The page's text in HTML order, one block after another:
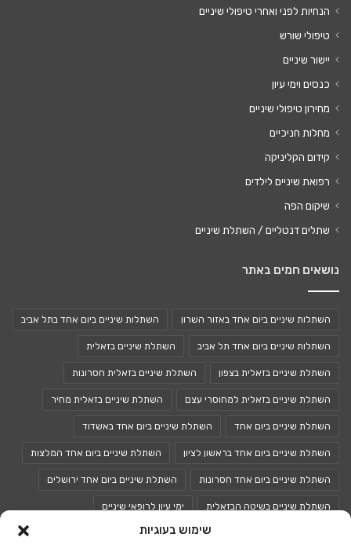
שימוש בעוגיות
הנחיות לפני ואחרי טיפולי שיניים
טיפולי שורש
יישור שיניים
כנסים וימי עיון
מחירון טיפולי שיניים
מחלות חניכיים
קידום הקליניקה
רפואת שיניים לילדים
שיקום הפה
שתלים דנטליים / השתלת שיניים
נושאים חמים באתר
השתלות שיניים ביום אחד באזור השרון השתלות שיניים ביום אחד בתל אביב
השתלות שיניים ביום אחד תל אביב השתלת שיניים בזאלית
השתלת שיניים בזאלית בצפון השתלת שיניים בזאלית חסרונות
השתלת שיניים בזאלית למחוסרי עצם השתלת שיניים בזאלית מחיר
השתלת שיניים ביום אחד השתלת שיניים ביום אחד באשדוד
השתלת שיניים ביום אחד בראשון לציון השתלת שיניים ביום אחד המלצות
השתלת שיניים ביום אחד חסרונות השתלת שיניים ביום אחד ירושלים
השתלת שיניים בשיטה הבזאלית ימי עיון לרופאי שיניים
כנס רופאי שיניים